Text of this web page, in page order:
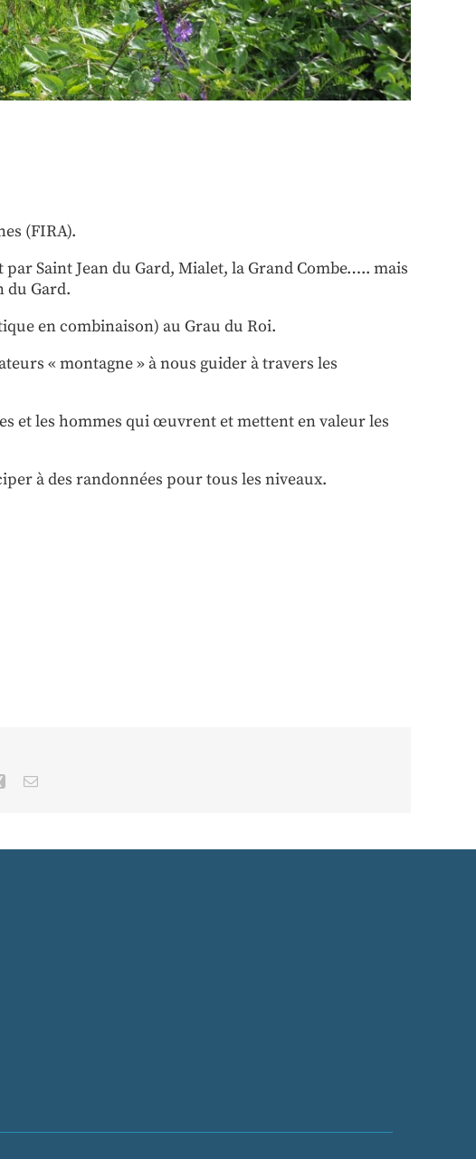
(FIRA).
Saint Jean du Gard, Mialet, la Grand Combe….. mais
du Gard.
en combinaison) au Grau du Roi.
« montagne » à nous guider à travers les
et les hommes qui œuvrent et mettent en valeur les
à des randonnées pour tous les niveaux.
Xing Email